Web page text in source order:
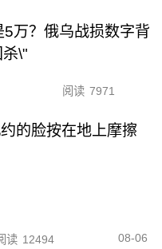
5万？俄乌战损数字背
\"
阅读 7971
的脸按在地上摩擦
读 12494 08-06